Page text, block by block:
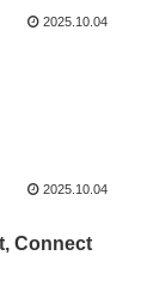
2025.10.04
2025.10.04
Connect